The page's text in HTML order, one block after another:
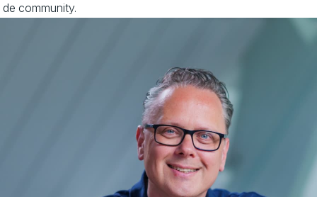
de community.